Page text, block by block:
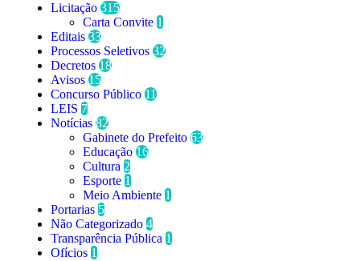
Licitação 315
Carta Convite 1
Editais 33
Processos Seletivos 32
Decretos 18
Avisos 15
Concurso Público 11
LEIS 7
Notícias 82
Gabinete do Prefeito 63
Educação 16
Cultura 2
Esporte 1
Meio Ambiente 1
Portarias 5
Não Categorizado 4
Transparência Pública 1
Ofícios 1